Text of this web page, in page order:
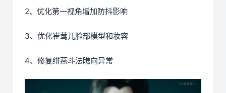
2、优化第一视角增加防抖影响
3、优化崔莺儿脸部模型和妆容
4、修复绯燕斗法瞧向异常